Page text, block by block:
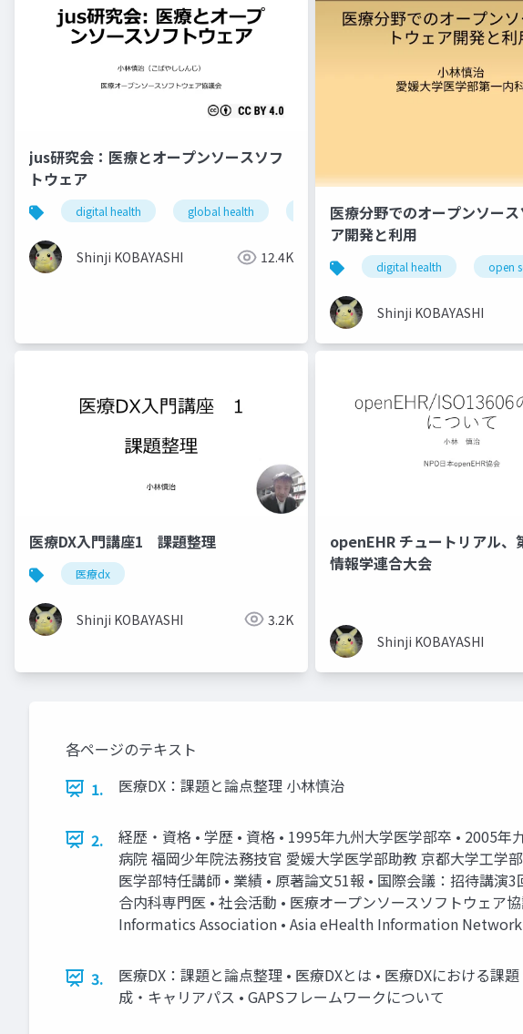
jus研究会：医療とオープンソースソフ
トウェア
digital health global health open source software
Shinji KOBAYASHI 12.4K
医療分野でのオープンソー
ア開発と利用
digital health open
Shinji KOBAYASHI
医療DX入門講座1 課題整理
医療dx
Shinji KOBAYASHI 3.2K
openEHR チュートリアル、
情報学連合大会
Shinji KOBAYASHI
各ページのテキスト
1.
医療DX：課題と論点整理 小林慎治
2.
経歴・資格 • 学歴 • 資格 • 1995年九州大学医学部卒 • 2005
病院 福岡少年院法務技官 愛媛大学医学部助教 京都大学工学
医学部特任講師 • 業績 • 原著論文51報 • 国際会議：招待講演
合内科専門医 • 社会活動 • 医療オープンソースソフトウェ
Informatics Association • Asia eHealth Information Network
3.
医療DX：課題と論点整理 • 医療DXとは • 医療DXにおける課
成・キャリアパス • GAPSフレームワークについて